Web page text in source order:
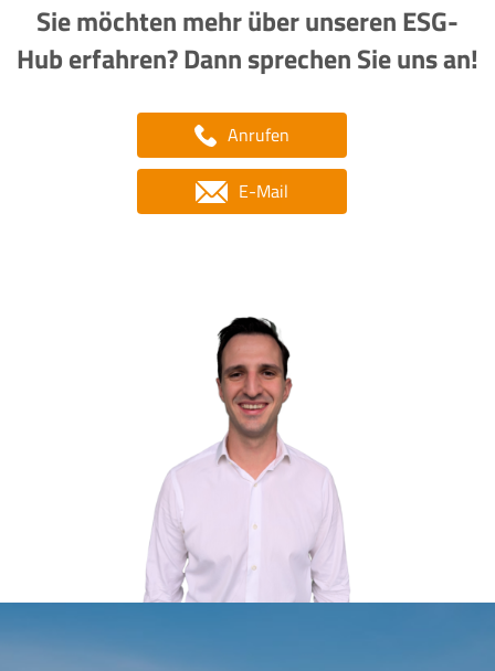
Sie möchten mehr über unseren ESG-
Hub erfahren? Dann sprechen Sie uns an!
Anrufen
E-Mail